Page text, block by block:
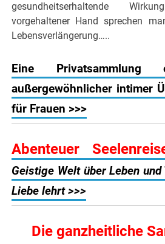
gesundheitserhaltende
vorgehaltener Hand sprechen
Lebensverlängerung…..
Eine Privatsammlung
außergewöhnlicher intimer
für Frauen >>>
Abenteuer
Geistige Welt über Leben
Liebe lehrt >>>
Die ganzheitliche